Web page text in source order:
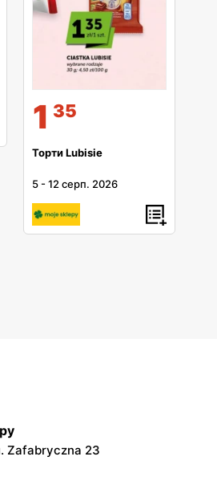
1 35
Торти Lubisie
5 -12 серп. 2026
Zafabryczna 23